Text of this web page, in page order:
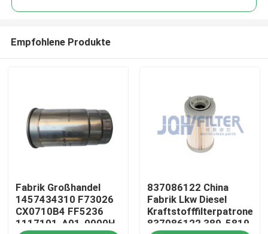
Empfohlene Produkte
Fabrik Großhandel
1457434310 F73026
CX0710B4 FF5236
1117101-A01-0000H
837086122 China
Fabrik Lkw Diesel
Kraftstofffilterpatrone
837086122 389-5819